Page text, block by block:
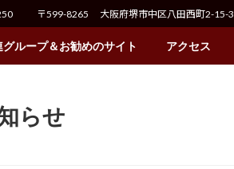
〒599-8265 大阪府堺市中区八田西町2-15-3
グループ＆お勧めのサイト アクセス
らせ